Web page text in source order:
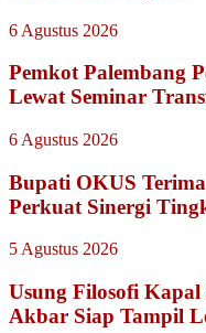
6 Agustus 2026
Pemkot Palembang
Lewat Seminar
6 Agustus 2026
Bupati OKUS
Perkuat Sinergi
5 Agustus 2026
Usung Filosofi
Akbar Siap Tampil